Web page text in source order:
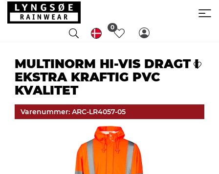
0
MULTINORM HI-VIS DRAGT I
EKSTRA KRAFTIG PVC
KVALITET
Varenummer: ARC-LR4057-05